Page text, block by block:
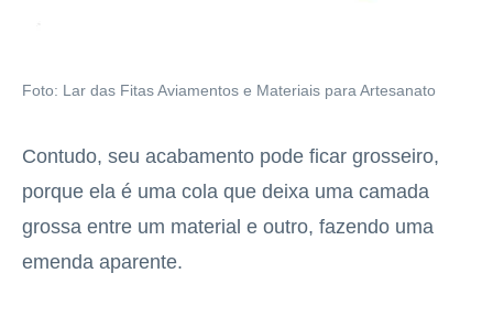
Foto: Lar das Fitas Aviamentos e Materiais para Artesanato
Contudo, seu acabamento pode ficar grosseiro,
porque ela é uma cola que deixa uma camada
grossa entre um material e outro, fazendo uma
emenda aparente.